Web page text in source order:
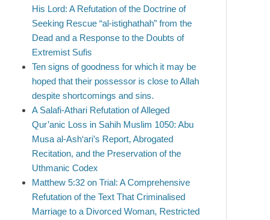
His Lord: A Refutation of the Doctrine of
Seeking Rescue “al-istighathah” from the
Dead and a Response to the Doubts of
Extremist Sufis
Ten signs of goodness for which it may be
hoped that their possessor is close to Allah
despite shortcomings and sins.
A Salafi-Athari Refutation of Alleged
Qur’anic Loss in Sahih Muslim 1050: Abu
Musa al-Ash‘ari’s Report, Abrogated
Recitation, and the Preservation of the
Uthmanic Codex
Matthew 5:32 on Trial: A Comprehensive
Refutation of the Text That Criminalised
Marriage to a Divorced Woman, Restricted